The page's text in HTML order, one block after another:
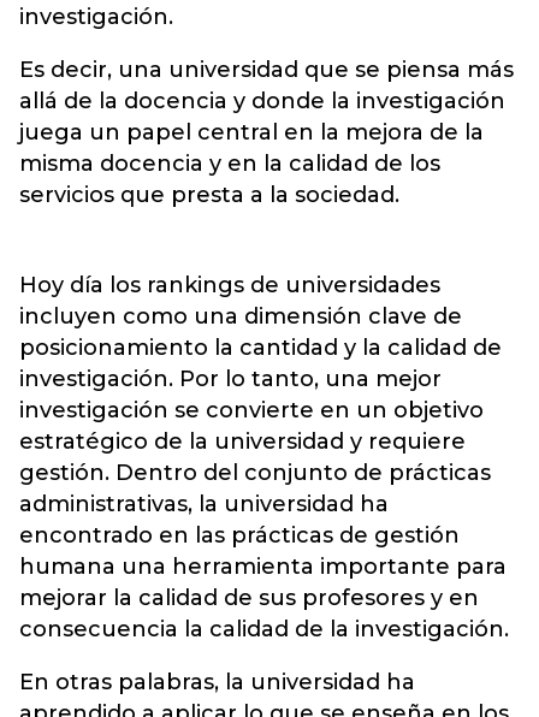
investigación.
Es decir, una universidad que se piensa más
allá de la docencia y donde la investigación
juega un papel central en la mejora de la
misma docencia y en la calidad de los
servicios que presta a la sociedad.
Hoy día los rankings de universidades
incluyen como una dimensión clave de
posicionamiento la cantidad y la calidad de
investigación. Por lo tanto, una mejor
investigación se convierte en un objetivo
estratégico de la universidad y requiere
gestión. Dentro del conjunto de prácticas
administrativas, la universidad ha
encontrado en las prácticas de gestión
humana una herramienta importante para
mejorar la calidad de sus profesores y en
consecuencia la calidad de la investigación.
En otras palabras, la universidad ha